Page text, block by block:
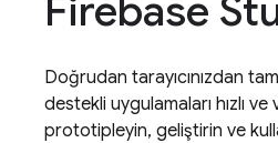
Firebase
Doğrudan tarayıcınızdan
destekli uygulamaları hızlı
prototipleyin, geliştirin ve